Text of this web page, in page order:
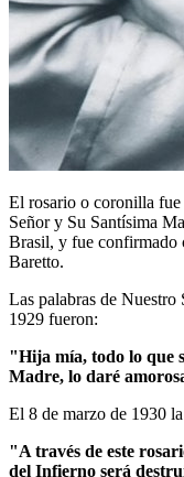
El rosario o coronilla
Señor y Su Santísima
Brasil, y fue confirmado
Baretto.
Las palabras de
1929 fueron:
"Hija mía, todo lo que
Madre, lo daré
El 8 de marzo de 1930
"A través de este
del Infierno será